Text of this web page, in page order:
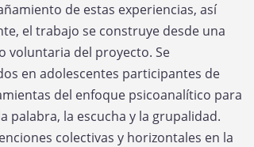
de estas experiencias, así
el trabajo se construye desde una
voluntaria del proyecto. Se
en adolescentes participantes de
del enfoque psicoanalítico para
palabra, la escucha y la grupalidad.
colectivas y horizontales en la